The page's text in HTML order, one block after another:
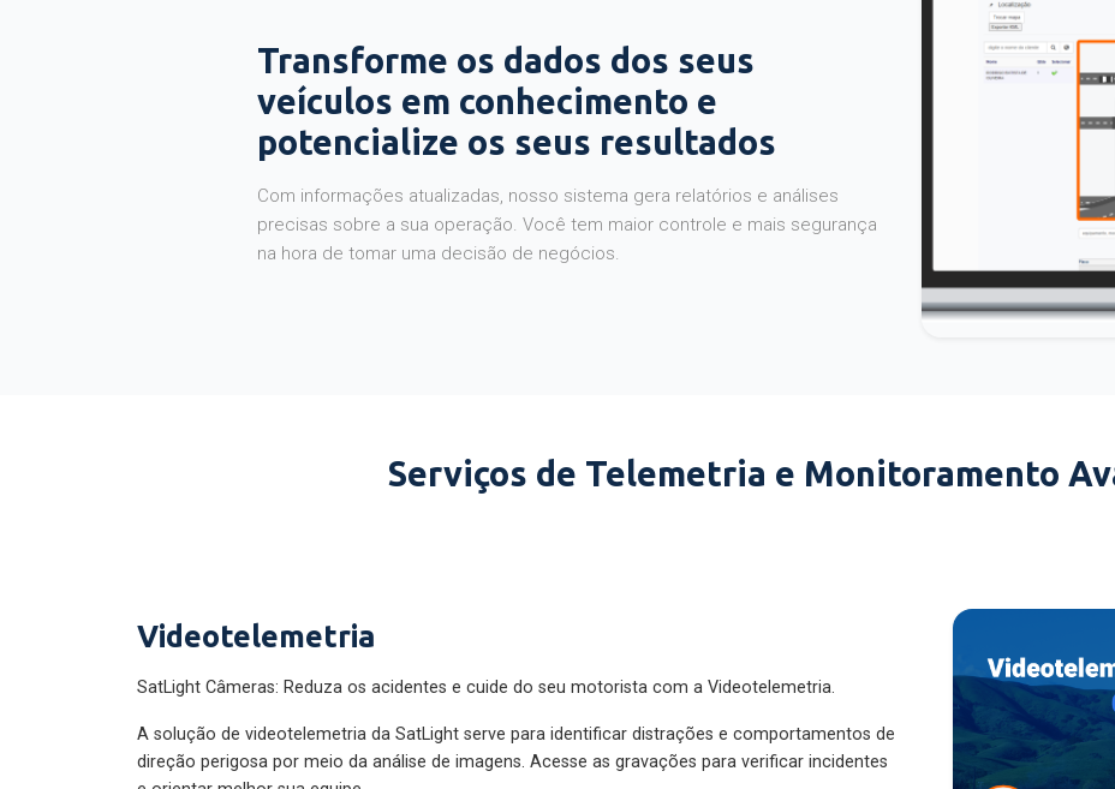
Transforme os dados dos seus
veículos em conhecimento e
potencialize os seus resultados
Com informações atualizadas, nosso sistema gera relatórios e análises
precisas sobre a sua operação. Você tem maior controle e mais segurança
na hora de tomar uma decisão de negócios.
Serviços de Telemetria e Monitoramento
Videotelemetria
SatLight Câmeras: Reduza os acidentes e cuide do seu motorista com a Videotelemetria.
A solução de videotelemetria da SatLight serve para identificar distrações e comportamentos de
direção perigosa por meio da análise de imagens. Acesse as gravações para verificar incidentes
e orientar melhor sua equipe.